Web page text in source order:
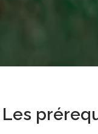
Les